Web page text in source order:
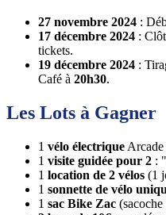
27 novembre 2024 :
17 décembre 2024 :
tickets.
19 décembre 2024 :
Café à 20h30.
Les Lots à Gagner
1 vélo électrique
1 visite guidée pour 2 :
1 location de 2 vélos (1
1 sonnette de vélo
1 sac Bike Zac